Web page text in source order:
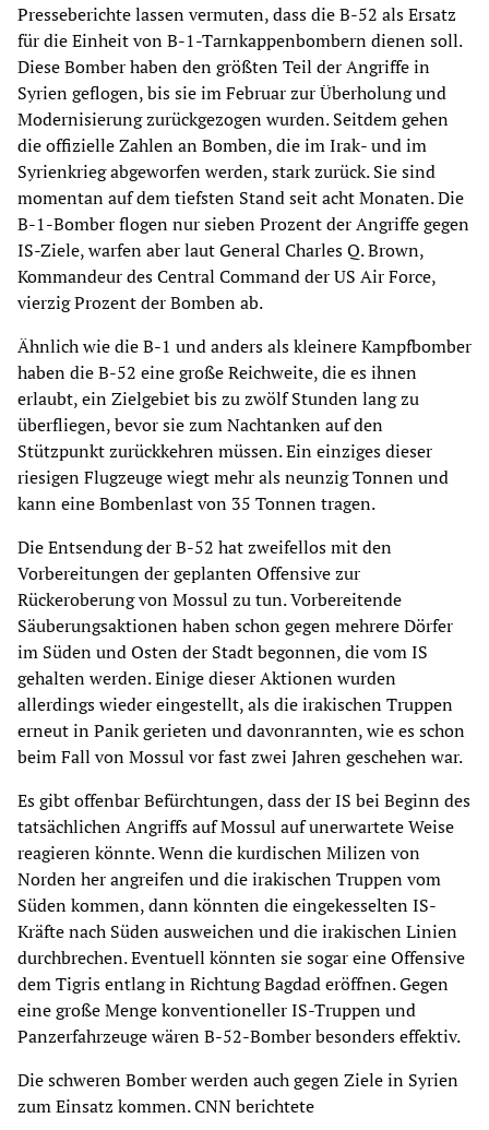
Presseberichte lassen vermuten, dass die B-52 als Ersatz
für die Einheit von B-1-Tarnkappenbombern dienen soll.
Diese Bomber haben den größten Teil der Angriffe in
Syrien geflogen, bis sie im Februar zur Überholung und
Modernisierung zurückgezogen wurden. Seitdem gehen
die offizielle Zahlen an Bomben, die im Irak- und im
Syrienkrieg abgeworfen werden, stark zurück. Sie sind
momentan auf dem tiefsten Stand seit acht Monaten. Die
B-1-Bomber flogen nur sieben Prozent der Angriffe gegen
IS-Ziele, warfen aber laut General Charles Q. Brown,
Kommandeur des Central Command der US Air Force,
vierzig Prozent der Bomben ab.
Ähnlich wie die B-1 und anders als kleinere Kampfbomber
haben die B-52 eine große Reichweite, die es ihnen
erlaubt, ein Zielgebiet bis zu zwölf Stunden lang zu
überfliegen, bevor sie zum Nachtanken auf den
Stützpunkt zurückkehren müssen. Ein einziges dieser
riesigen Flugzeuge wiegt mehr als neunzig Tonnen und
kann eine Bombenlast von 35 Tonnen tragen.
Die Entsendung der B-52 hat zweifellos mit den
Vorbereitungen der geplanten Offensive zur
Rückeroberung von Mossul zu tun. Vorbereitende
Säuberungsaktionen haben schon gegen mehrere Dörfer
im Süden und Osten der Stadt begonnen, die vom IS
gehalten werden. Einige dieser Aktionen wurden
allerdings wieder eingestellt, als die irakischen Truppen
erneut in Panik gerieten und davonrannten, wie es schon
beim Fall von Mossul vor fast zwei Jahren geschehen war.
Es gibt offenbar Befürchtungen, dass der IS bei Beginn des
tatsächlichen Angriffs auf Mossul auf unerwartete Weise
reagieren könnte. Wenn die kurdischen Milizen von
Norden her angreifen und die irakischen Truppen vom
Süden kommen, dann könnten die eingekesselten IS-
Kräfte nach Süden ausweichen und die irakischen Linien
durchbrechen. Eventuell könnten sie sogar eine Offensive
dem Tigris entlang in Richtung Bagdad eröffnen. Gegen
eine große Menge konventioneller IS-Truppen und
Panzerfahrzeuge wären B-52-Bomber besonders effektiv.
Die schweren Bomber werden auch gegen Ziele in Syrien
zum Einsatz kommen. CNN berichtete